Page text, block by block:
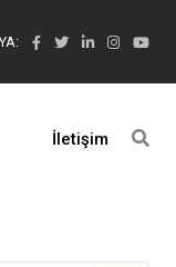
İletişim